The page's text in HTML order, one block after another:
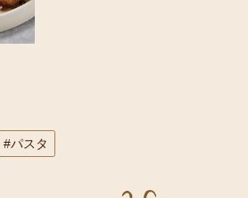
#パスタ